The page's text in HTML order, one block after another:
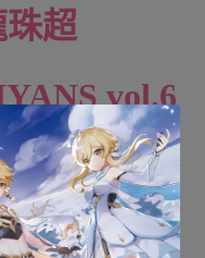
超
vol.6
封